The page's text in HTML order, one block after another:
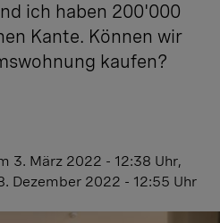
ich haben 200'000
Kante. Können wir
kaufen?
3. März 2022 - 12:38 Uhr,
Dezember 2022 - 12:55 Uhr